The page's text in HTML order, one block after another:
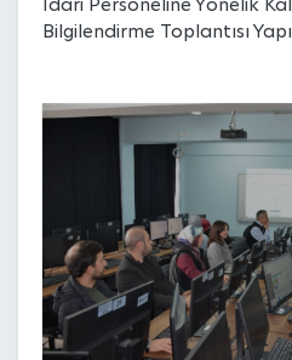
Bilgilendirme Toplantısı